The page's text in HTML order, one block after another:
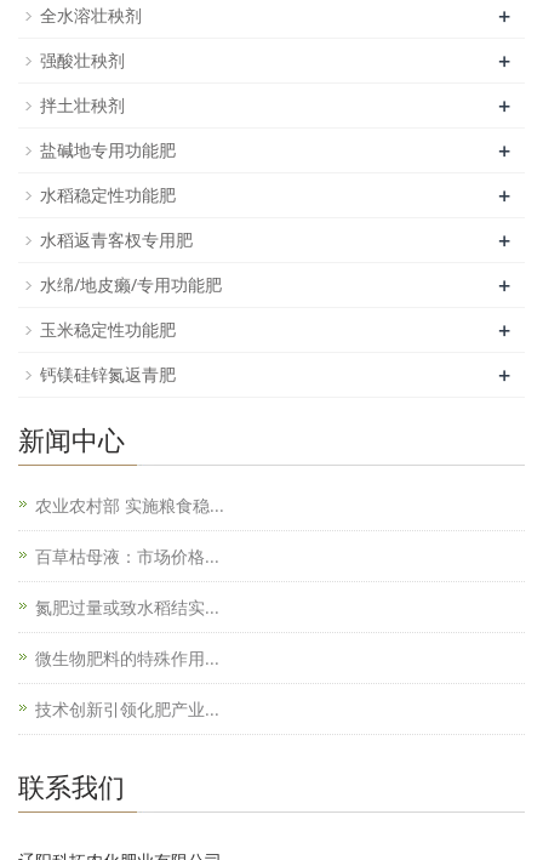
全水溶壮秧剂 +
强酸壮秧剂 +
拌土壮秧剂 +
盐碱地专用功能肥 +
水稻稳定性功能肥 +
水稻返青客杈专用肥 +
水绵/地皮癞/专用功能肥 +
玉米稳定性功能肥 +
钙镁硅锌氮返青肥 +
新闻中心
农业农村部 实施粮食稳...
百草枯母液：市场价格...
氮肥过量或致水稻结实...
微生物肥料的特殊作用...
技术创新引领化肥产业...
联系我们